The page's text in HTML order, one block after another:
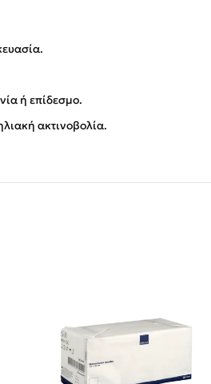
ή επίδεσμο.
ακτινοβολία.